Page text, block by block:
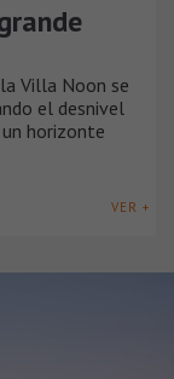
Villa Noon se
el desnivel
horizonte
VER +